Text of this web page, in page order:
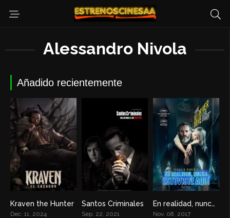
Alessandro Nivola
Añadido recientemente
5.4
Kraven the Hunter
Dec. 11, 2024
6.3
Santos Criminales
Sep. 22, 2021
6.7
En realidad, nunca estuviste aquí
Nov. 08, 2017